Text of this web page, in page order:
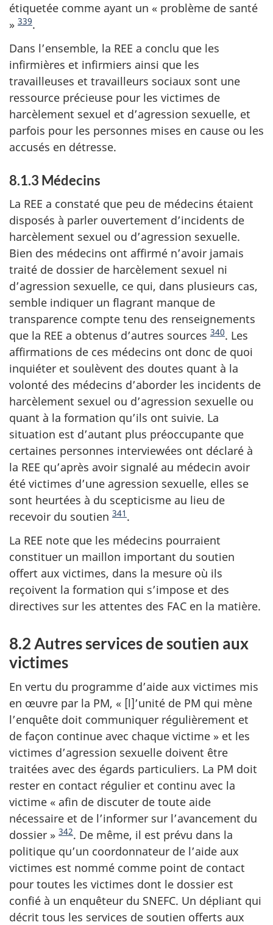
étiquetée comme ayant un « problème de santé
» 339.
Dans l’ensemble, la REE a conclu que les
infirmières et infirmiers ainsi que les
travailleuses et travailleurs sociaux sont une
ressource précieuse pour les victimes de
harcèlement sexuel et d’agression sexuelle, et
parfois pour les personnes mises en cause ou les
accusés en détresse.
8.1.3 Médecins
La REE a constaté que peu de médecins étaient
disposés à parler ouvertement d’incidents de
harcèlement sexuel ou d’agression sexuelle.
Bien des médecins ont affirmé n’avoir jamais
traité de dossier de harcèlement sexuel ni
d’agression sexuelle, ce qui, dans plusieurs cas,
semble indiquer un flagrant manque de
transparence compte tenu des renseignements
que la REE a obtenus d’autres sources 340. Les
affirmations de ces médecins ont donc de quoi
inquiéter et soulèvent des doutes quant à la
volonté des médecins d’aborder les incidents de
harcèlement sexuel ou d’agression sexuelle ou
quant à la formation qu’ils ont suivie. La
situation est d’autant plus préoccupante que
certaines personnes interviewées ont déclaré à
la REE qu’après avoir signalé au médecin avoir
été victimes d’une agression sexuelle, elles se
sont heurtées à du scepticisme au lieu de
recevoir du soutien 341 .
La REE note que les médecins pourraient
constituer un maillon important du soutien
offert aux victimes, dans la mesure où ils
reçoivent la formation qui s’impose et des
directives sur les attentes des FAC en la matière.
8.2Autres services de soutien aux
victimes
En vertu du programme d’aide aux victimes mis
en œuvre par la PM, « [l]’unité de PM qui mène
l’enquête doit communiquer régulièrement et
de façon continue avec chaque victime » et les
victimes d’agression sexuelle doivent être
traitées avec des égards particuliers. La PM doit
rester en contact régulier et continu avec la
victime « afin de discuter de toute aide
nécessaire et de l’informer sur l’avancement du
dossier » 342. De même, il est prévu dans la
politique qu’un coordonnateur de l’aide aux
victimes est nommé comme point de contact
pour toutes les victimes dont le dossier est
confié à un enquêteur du SNEFC. Un dépliant qui
décrit tous les services de soutien offerts aux